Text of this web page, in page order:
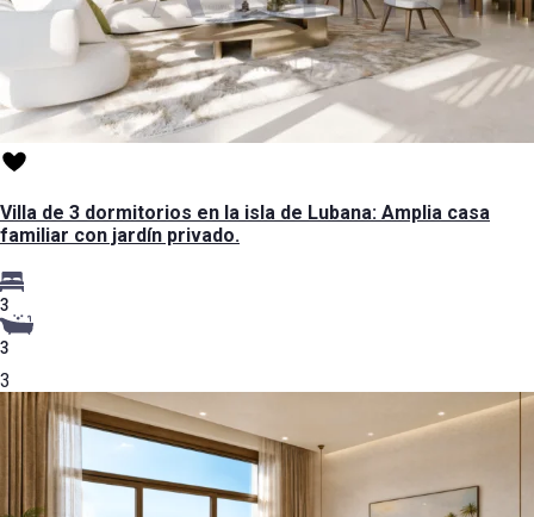
Villa de 3 dormitorios en la isla de Lubana: Amplia casa
familiar con jardín privado.
3
3
3